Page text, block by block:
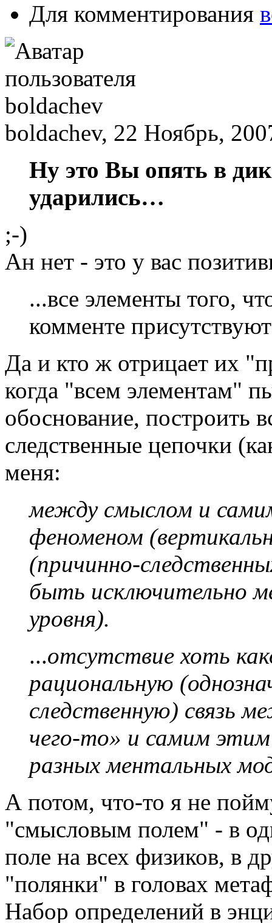
Для комментирования
boldachev, 22 Ноябрь,
Ну это Вы опять в
ударились…
;-)
Ан нет - это у вас
...все элементы того,
комменте
Да и кто ж отрицает их
когда "всем элементам"
обоснование, построить
следственные цепочки
меня:
между смыслом и
феноменом
(причинно-
быть исключительно
уровня).
...отсутствие хоть
рациональную
следственную) связь
чего-то» и самим
разных ментальных
А потом, что-то я не
"смысловым полем" - в
поле на всех физиков, в
"полянки" в головах
Набор определений в